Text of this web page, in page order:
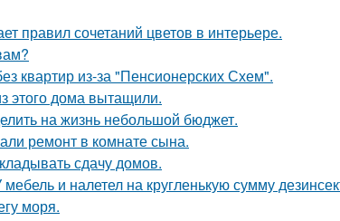
правил сочетаний цветов в интерьере.
квартир из-за "Пенсионерских Схем".
этого дома вытащили.
на жизнь небольшой бюджет.
ремонт в комнате сына.
сдачу домов.
и налетел на кругленькую сумму
моря.